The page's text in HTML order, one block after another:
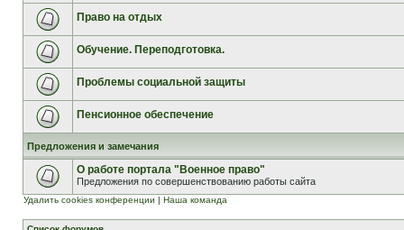
Право на отдых
Обучение. Переподготовка.
Проблемы социальной защиты
Пенсионное обеспечение
Предложения и замечания
О работе портала "Военное право"
Предложения по совершенствованию работы сайта
Удалить cookies конференции | Наша команда